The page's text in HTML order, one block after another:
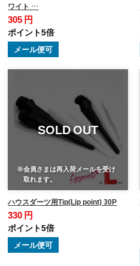
ワイト …
305 円
ポイント5倍
メール便可
SOLD OUT
※会員さまは再入荷メールを受け
取れます。
ハウスダーツ用Tip(Lip point) 30P
330 円
ポイント5倍
メール便可